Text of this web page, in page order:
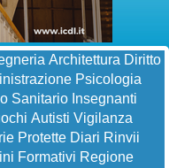
Architettura Diritto
Psicologia
Sanitario Insegnanti
Autisti Vigilanza
Protette Diari Rinvii
Formativi Regione